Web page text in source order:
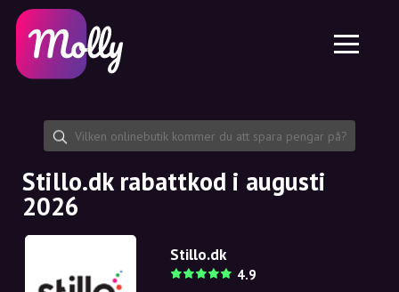
Hudvård
Hårvård
Dela rabattkod
Funktioner
Jobb
Om oss
Samarbete
Plattform
Molly till iPhone och iPad
Molly till Android
SE
EN
SE
NO
NL
Stillo.dk rabattkod i augusti
2026
Stillo.dk
4.9